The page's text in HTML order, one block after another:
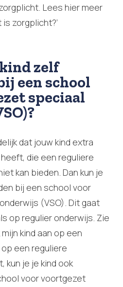
Lees hier meer
is zorgplicht?’
zelf
een school
speciaal
dat jouw kind extra
die een reguliere
kan bieden. Dan kun je
bij een school voor
(VSO). Dit gaat
op regulier onderwijs. Zie
mijn kind aan op een
op een reguliere
kun je je kind ook
voor voortgezet